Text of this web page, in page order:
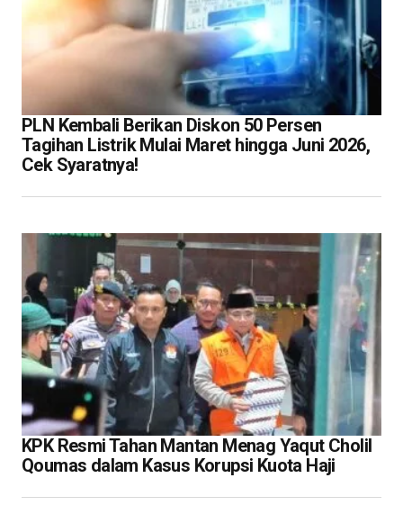
PLN Kembali Berikan Diskon 50 Persen
Tagihan Listrik Mulai Maret hingga Juni 2026,
Cek Syaratnya!
KPK Resmi Tahan Mantan Menag Yaqut Cholil
Qoumas dalam Kasus Korupsi Kuota Haji